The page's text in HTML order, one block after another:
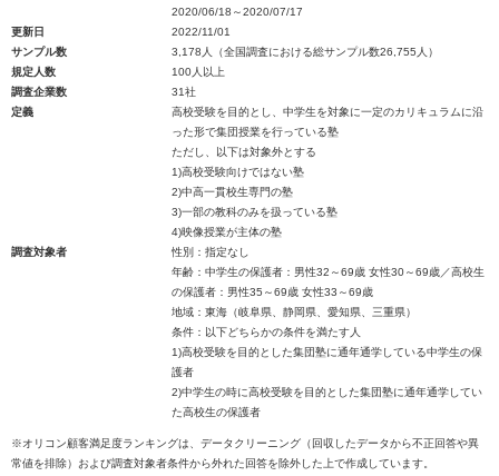
2020/06/18～2020/07/17
更新日
2022/11/01
サンプル数
3,178人（全国調査における総サンプル数26,755人）
規定人数
100人以上
調査企業数
31社
定義
高校受験を目的とし、中学生を対象に一定のカリキュラムに沿
った形で集団授業を行っている塾
ただし、以下は対象外とする
1)高校受験向けではない塾
2)中高一貫校生専門の塾
3)一部の教科のみを扱っている塾
4)映像授業が主体の塾
調査対象者
性別：指定なし
年齢：中学生の保護者：男性32～69歳 女性30～69歳／高校生
の保護者：男性35～69歳 女性33～69歳
地域：東海（岐阜県、静岡県、愛知県、三重県）
条件：以下どちらかの条件を満たす人
1)高校受験を目的とした集団塾に通年通学している中学生の保
護者
2)中学生の時に高校受験を目的とした集団塾に通年通学してい
た高校生の保護者
※オリコン顧客満足度ランキングは、データクリーニング（回収したデータから不正回答や異
常値を排除）および調査対象者条件から外れた回答を除外した上で作成しています。